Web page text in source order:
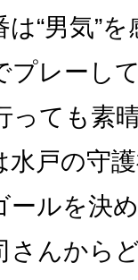
“男気”
プレーし
っても素
戸の守
ールを決
さんから